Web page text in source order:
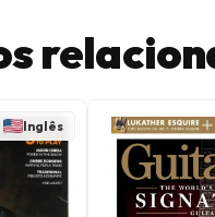
Inglês